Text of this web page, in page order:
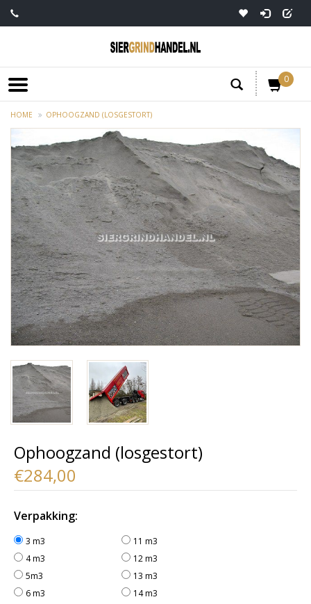
0
HOME OPHOOGZAND (LOSGESTORT)
Ophoogzand (losgestort)
€284,00
Verpakking:
3 m3
4 m3
5m3
6 m3
11 m3
12 m3
13 m3
14 m3